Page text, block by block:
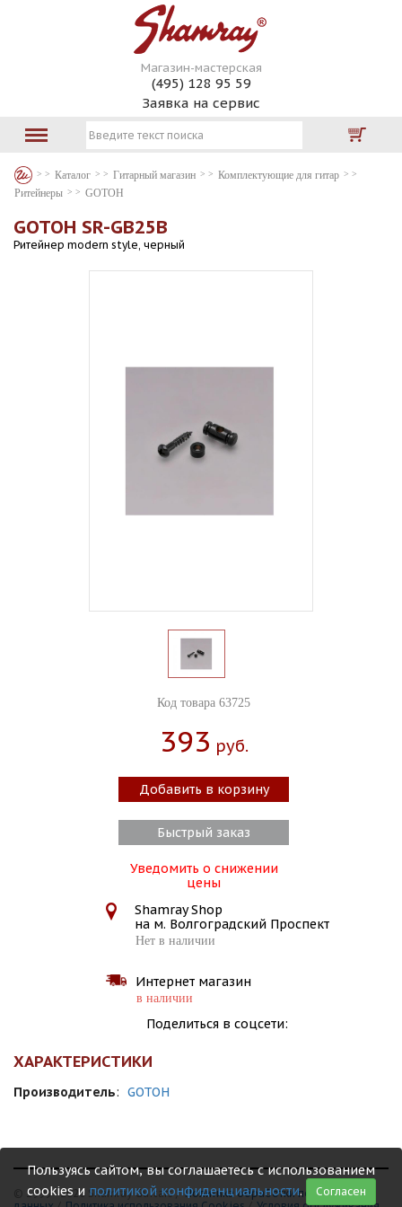
Магазин-мастерская
(495) 128 95 59
Заявка на сервис
Каталог Гитарный магазин
Комплектующие для гитар
Ритейнеры
GOTOH
GOTOH SR-GB25B
Ритейнер modern style, черный
Код товара 63725
393 Руб.
Добавить в корзину
Быстрый заказ
Уведомить о снижении
цены
Shamray Shop
на м. Волгоградский Проспект
Нет в наличии
Интернет магазин
в наличии
Поделиться в соцсети:
ХАРАКТЕРИСТИКИ
Производитель: GOTOH
© 1999 - 2026 Shamray Guitars /Политика обработки персональных
Пользуясь сайтом, вы соглашаетесь с использованием
cookies и политикой конфиденциальности. Согласен